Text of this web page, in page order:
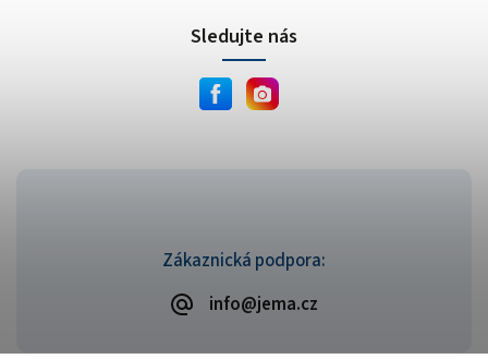
Zákaznická podpora:
info@jema.cz
Sledujte nás